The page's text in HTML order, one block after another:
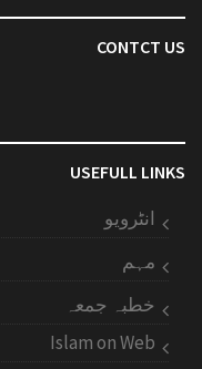
CONTCT US
USEFULL LINKS
انٹرویو
مہم
خطبہ جمعہ
Islam on Web